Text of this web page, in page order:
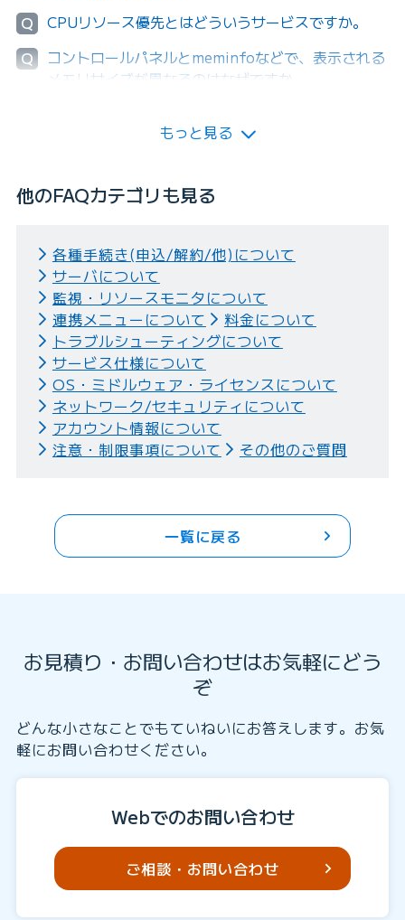
Q
CPUリソース優先とはどういうサービスですか。
Q
コントロールパネルとmeminfoなどで、表示される
メモリサイズが異なるのはなぜですか。
もっと見る
他のFAQカテゴリも見る
各種手続き(申込/解約/他)について
サーバについて
監視・リソースモニタについて
連携メニューについて
料金について
トラブルシューティングについて
サービス仕様について
OS・ミドルウェア・ライセンスについて
ネットワーク/セキュリティについて
アカウント情報について
注意・制限事項について
その他のご質問
一覧に戻る
お見積り・お問い合わせはお気軽にどう
ぞ
どんな小さなことでもていねいにお答えします。お気
軽にお問い合わせください。
Webでのお問い合わせ
ご相談・お問い合わせ